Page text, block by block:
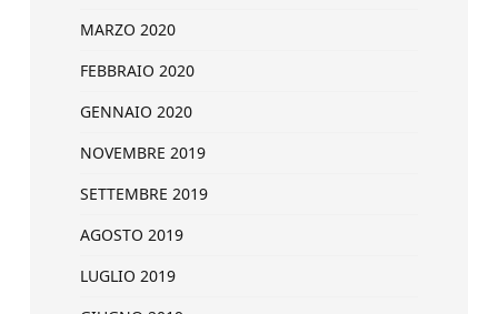
MARZO 2020
FEBBRAIO 2020
GENNAIO 2020
NOVEMBRE 2019
SETTEMBRE 2019
AGOSTO 2019
LUGLIO 2019